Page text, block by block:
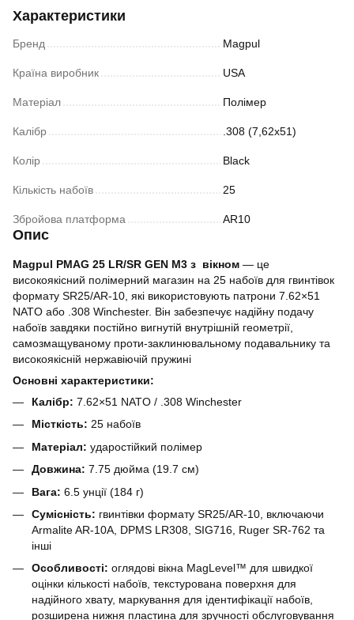
Характеристики
Бренд Magpul
Країна виробник USA
Матеріал Полімер
Калібр .308 (7,62х51)
Колір Black
Кількість набоїв 25
Збройова платформа AR10
Опис
Magpul PMAG 25 LR/SR GEN M3 з вікном — це
високоякісний полімерний магазин на 25 набоїв для гвинтівок
формату SR25/AR-10, які використовують патрони 7.62×51
NATO або .308 Winchester. Він забезпечує надійну подачу
набоїв завдяки постійно вигнутій внутрішній геометрії,
самозмащуваному проти-заклинювальному подавальнику та
високоякісній нержавіючій пружині
Основні характеристики:
Калібр: 7.62×51 NATO / .308 Winchester
Місткість: 25 набоїв
Матеріал: ударостійкий полімер
Довжина: 7.75 дюйма (19.7 см)
Вага: 6.5 унції (184 г)
Сумісність: гвинтівки формату SR25/AR-10, включаючи
Armalite AR-10A, DPMS LR308, SIG716, Ruger SR-762 та
інші
Особливості: оглядові вікна MagLevel™ для швидкої
оцінки кількості набоїв, текстурована поверхня для
надійного хвату, маркування для ідентифікації набоїв,
розширена нижня пластина для зручності обслуговування